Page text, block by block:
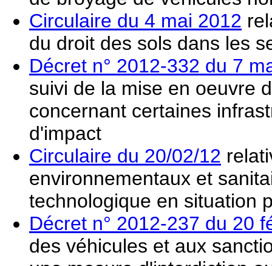
Circulaire du 4 mai 2012
du droit des sols dans les
Décret n° 2012-332 du 7
suivi de la mise en oeuvre
concernant certaines
d'impact
Circulaire du 20/02/12
environnementaux et
technologique en situation
Décret n° 2012-237 du 20
des véhicules et aux